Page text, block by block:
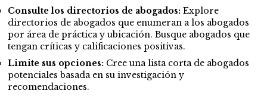
Consulte los directorios de abogados: Explore
directorios de abogados que enumeran a los abogados
por área de práctica y ubicación. Busque abogados que
tengan críticas y calificaciones positivas.
Limite sus opciones: Cree una lista corta de abogados
potenciales basada en su investigación y
recomendaciones.